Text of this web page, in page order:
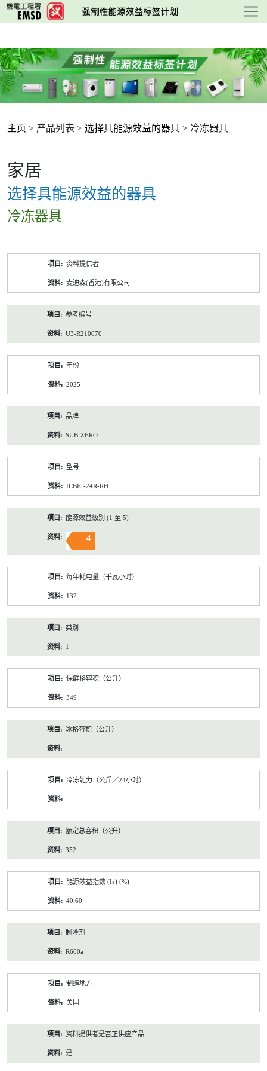
跳
至
要
内
容
主页 > 产品列表 > 选择具能源效益的器具 > 冷冻器具
家居
选择具能源效益的器具
冷冻器具
资料提供者
麦迪森(香港)有限公司
参考编号
U3-R210070
年份
2025
品牌
SUB-ZERO
型号
ICBIC-24R-RH
能源效益級別 (1 至 5)
4
每年耗电量（千瓦小时）
132
类别
1
保鲜格容积（公升）
349
冰格容积（公升）
—
冷冻能力（公斤／24小时）
—
额定总容积（公升）
352
能源效益指数 (Iε) (%)
40.60
制冷剂
R600a
制造地方
美国
资料提供者是否正供应产品
是